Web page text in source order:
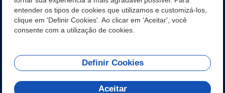
APLICATIVO
REDES SOCIAIS
entender os tipos de cookies que utilizamos e customizá-los,
clique em 'Definir Cookies'. Ao clicar em 'Aceitar', você
consente com a utilização de cookies.
Definir Cookies
Aceitar